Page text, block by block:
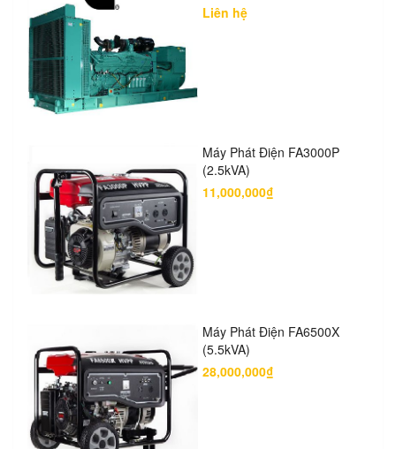
Liên hệ
Máy Phát Điện FA3000P
(2.5kVA)
11,000,000₫
Máy Phát Điện FA6500X
(5.5kVA)
28,000,000₫